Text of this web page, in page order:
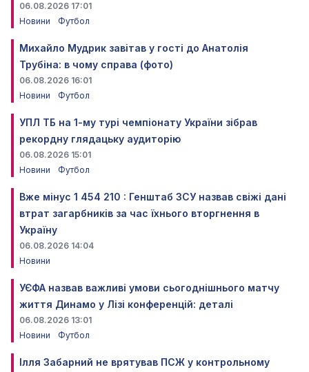
06.08.2026 17:01
Новини
Футбол
Михайло Мудрик завітав у гості до Анатолія
Трубіна: в чому справа (фото)
06.08.2026 16:01
Новини
Футбол
УПЛ ТБ на 1-му турі чемпіонату України зібрав
рекордну глядацьку аудиторію
06.08.2026 15:01
Новини
Футбол
Вже мінус 1 454 210 : Генштаб ЗСУ назвав свіжі дані
втрат загарбників за час їхнього вторгнення в
Україну
06.08.2026 14:04
Новини
УЄФА назвав важливі умови сьогоднішнього матчу
життя Динамо у Лізі конференцій: деталі
06.08.2026 13:01
Новини
Футбол
Ілля Забарний не врятував ПСЖ у контрольному